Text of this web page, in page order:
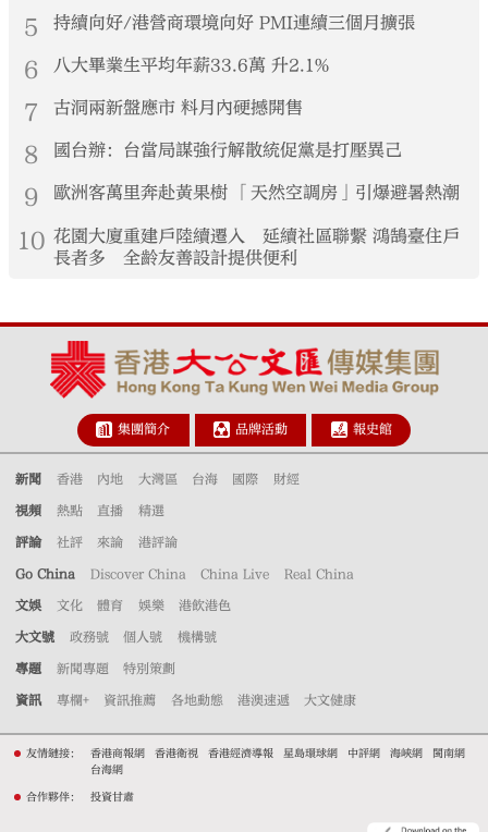
5 持續向好/港營商環境向好 PMI連續三個月擴張
6 八大畢業生平均年薪33.6萬 升2.1%
7 古洞兩新盤應市 料月內硬撼開售
8 國台辦：台當局謀強行解散統促黨是打壓異己
9 歐洲客萬里奔赴黃果樹 「天然空調房」引爆避暑熱潮
10 花園大廈重建戶陸續遷入 延續社區聯繫 鴻鵠臺住戶
長者多 全齡友善設計提供便利
集團簡介 品牌活動 報史館
新聞 香港 內地 大灣區 台海 國際 財經
視頻 熱點 直播 精選
評論 社評 來論 港評論
Go China Discover China China Live Real China
文娛 文化 體育 娛樂 港飲港色
大文號 政務號 個人號 機構號
專題 新聞專題 特別策劃
資訊 專欄+ 資訊推薦 各地動態 港澳速遞 大文健康
友情鏈接： 香港商報網 香港衛視 香港經濟導報 星島環球網 中評網 海峽網
閩南網
台海網
合作夥伴： 投資甘肅